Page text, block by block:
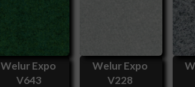
Welur Expo
V643
Welur Expo
V228